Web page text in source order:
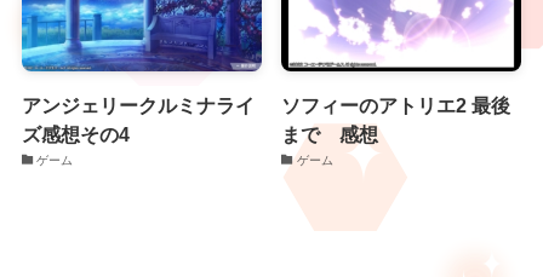
アンジェリークルミナライ
ズ感想その4
ゲーム
ソフィーのアトリエ2 最後
まで 感想
ゲーム